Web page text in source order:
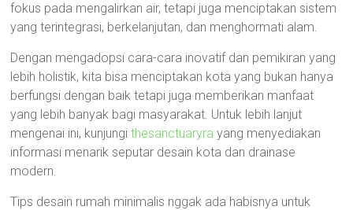
fokus pada mengalirkan air, tetapi juga menciptakan sistem
yang terintegrasi, berkelanjutan, dan menghormati alam.
Dengan mengadopsi cara-cara inovatif dan pemikiran yang
lebih holistik, kita bisa menciptakan kota yang bukan hanya
berfungsi dengan baik tetapi juga memberikan manfaat
yang lebih banyak bagi masyarakat. Untuk lebih lanjut
mengenai ini, kunjungithesanctuaryra yang menyediakan
informasi menarik seputar desain kota dan drainase
modern.
Tips desain rumah minimalis nggak ada habisnya untuk